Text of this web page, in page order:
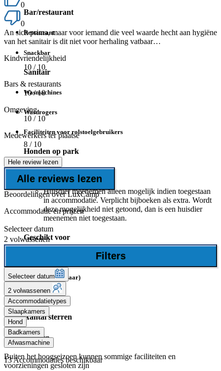
Bar/restaurant
Restaurant
Snackbar
Sanitair
Wasmachines
Wasdrogers
Faciliteiten voor rolstoelgebruikers
Honden op park
Honden toegestaan
Huisdier meenemen alleen mogelijk indien toegestaan
in accommodatie. Verplicht bijboeken als extra. Wordt
deze mogelijkheid niet getoond, dan is een huisdier
meenemen niet toegestaan.
Geschikt voor
Kinderen (5-11 jaar)
Tieners (12+)
Aantal sterren
4 Sterren
Buiten het hoogseizoen kunnen sommige faciliteiten en
voorzieningen gesloten zijn
0
0
An sich prima, maar voor iemand die veel waarde hecht aan hygiëne
van het sanitair is dit niet voor herhaling vatbaar…
Kindvriendelijkheid
10 / 10
Bars & restaurants
10/ 10
Omgeving
10 / 10
Medewerkers ter plaatse
8 / 10
Hele review lezen
Alle reviews lezen
Beoordelingen over LuxCamp
Accommodatie en prijzen
Selecteer datum
2 volwassenen
Filters
Selecteer datum
2 volwassenen
Accommodatietypes
Slaapkamers
Hond
Badkamers
Afwasmachine
13Accommodaties beschikbaar